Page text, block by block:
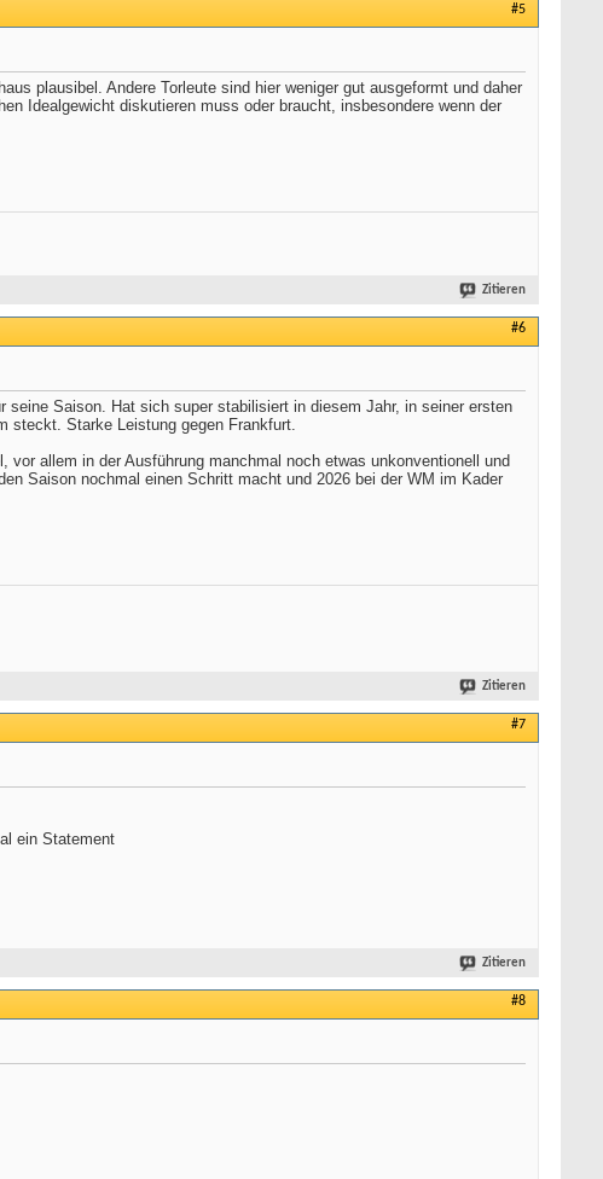
#5
plausibel. Andere Torleute sind hier weniger gut ausgeformt und daher
Idealgewicht diskutieren muss oder braucht, insbesondere wenn der
Zitieren
#6
Saison. Hat sich super stabilisiert in diesem Jahr, in seiner ersten
steckt. Starke Leistung gegen Frankfurt.
allem in der Ausführung manchmal noch etwas unkonventionell und
Saison nochmal einen Schritt macht und 2026 bei der WM im Kader
Zitieren
#7
ein Statement
Zitieren
#8